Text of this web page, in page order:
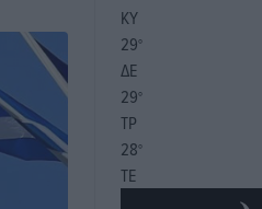
ΚΥ
29°
ΔΕ
29°
ΤΡ
28°
ΤΕ